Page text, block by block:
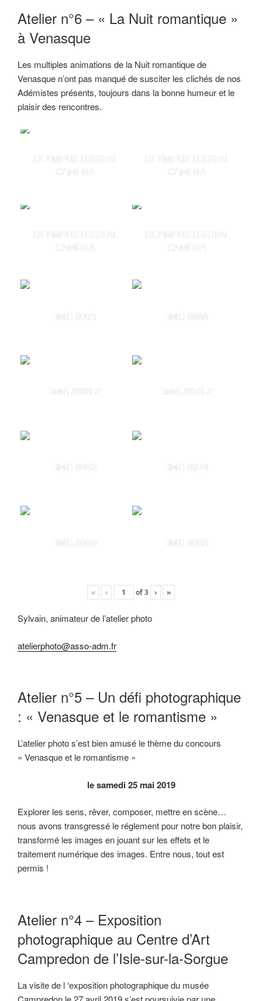
Atelier n°6 – « La Nuit romantique »
à Venasque
Les multiples animations de la Nuit romantique de
Venasque n’ont pas manqué de susciter les clichés de nos
Adémistes présents, toujours dans la bonne humeur et le
plaisir des rencontres.
OLYMPUS DIGITAL
CAMERA
OLYMPUS DIGITAL
CAMERA
OLYMPUS DIGITAL
CAMERA
OLYMPUS DIGITAL
CAMERA
IMG 8991 IMG 8988
IMG 8981-2 IMG 8973-2
IMG 8962 IMG 8974
IMG 8969 IMG 8963
« ‹ of3 › »
Sylvain, animateur de l’atelier photo
atelierphoto@asso-adm.fr
Atelier n°5 – Un défi photographique
: « Venasque et le romantisme »
L’atelier photo s’est bien amusé le thème du concours
« Venasque et le romantisme »
le samedi 25 mai 2019
Explorer les sens, rêver, composer, mettre en scène…
nous avons transgressé le réglement pour notre bon plaisir,
transformé les images en jouant sur les effets et le
traitement numérique des images. Entre nous, tout est
permis !
Atelier n°4 – Exposition
photographique au Centre d’Art
Campredon de l’Isle-sur-la-Sorgue
La visite de l ‘exposition photographique du musée